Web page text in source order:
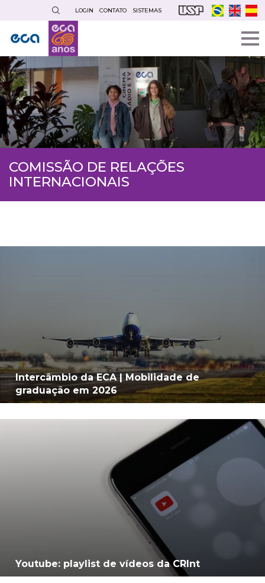
conteúdo
principal
LOGIN CONTATO SISTEMAS
COMISSÃO DE RELAÇÕES
INTERNACIONAIS
Intercâmbio da ECA | Mobilidade de
graduação em 2026
Youtube: playlist de vídeos da CRInt